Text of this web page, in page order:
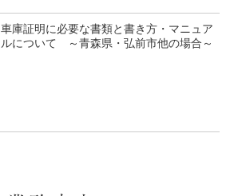
車庫証明に必要な書類と書き方・マニュア
ルについて ～青森県・弘前市他の場合～